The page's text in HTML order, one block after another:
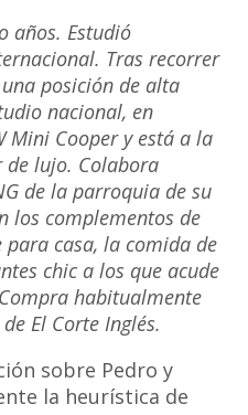
años. Estudió
Tras recorrer
posición de alta
nacional, en
Mini Cooper y está a la
lujo. Colabora
de la parroquia de su
los complementos de
casa, la comida de
chic a los que acude
habitualmente
El Corte Inglés.
sobre Pedro y
la heurística de